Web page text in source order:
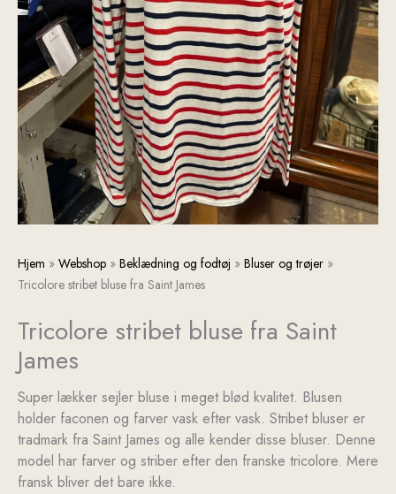
Hjem » Webshop » Beklædning og fodtøj » Bluser og trøjer »
Tricolore stribet bluse fra Saint James
Tricolore stribet bluse fra Saint
James
Super lækker sejler bluse i meget blød kvalitet. Blusen
holder faconen og farver vask efter vask. Stribet bluser er
tradmark fra Saint James og alle kender disse bluser. Denne
model har farver og striber efter den franske tricolore. Mere
fransk bliver det bare ikke.
Tricolore
stribet
fra
James
antal